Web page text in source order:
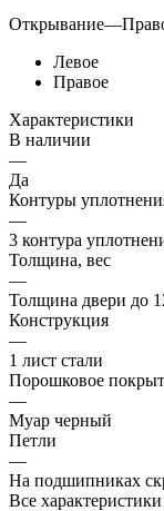
Открывание—
Левое
Правое
Характеристики
В наличии
—
Да
Контуры
—
3 контура
Толщина, вес
—
Толщина двери до
Конструкция
—
1 лист стали
Порошковое
—
Муар черный
Петли
—
На подшипниках
Все характеристики